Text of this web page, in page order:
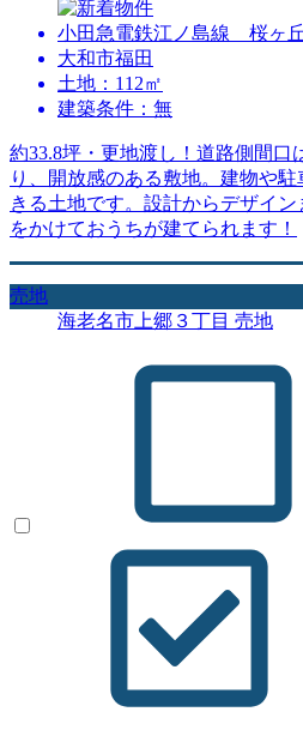
小田急電鉄江ノ島線 桜ヶ
大和市福田
土地：112㎡
建築条件：無
約33.8坪・更地渡し！道路側間口
り、開放感のある敷地。建物や
きる土地です。設計からデザイ
をかけておうちが建てられます！
売地
海老名市上郷３丁目 売地